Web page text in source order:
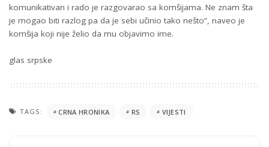
komunikativan i rado je razgovarao sa komšijama. Ne znam šta
je mogao biti razlog pa da je sebi učinio tako nešto”, naveo je
komšija koji nije želio da mu objavimo ime.
glas srpske
TAGS: CRNA HRONIKA RS VIJESTI